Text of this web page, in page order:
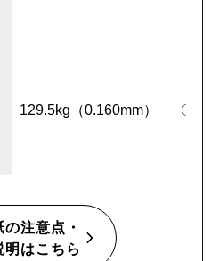
129.5kg（0.160mm） 〇
注意点・
明はこちら